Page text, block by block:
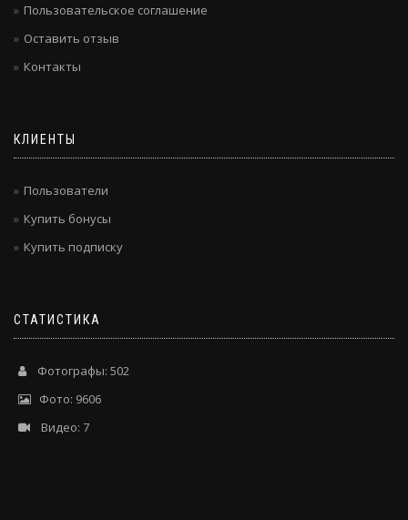
Пользовательское соглашение
Оставить отзыв
Контакты
КЛИЕНТЫ
Пользователи
Купить бонусы
Купить подписку
СТАТИСТИКА
Фотографы: 502
Фото: 9606
Видео: 7